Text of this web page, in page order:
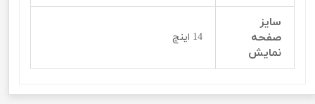
سایز
صفحه
نمایش
14 اینچ